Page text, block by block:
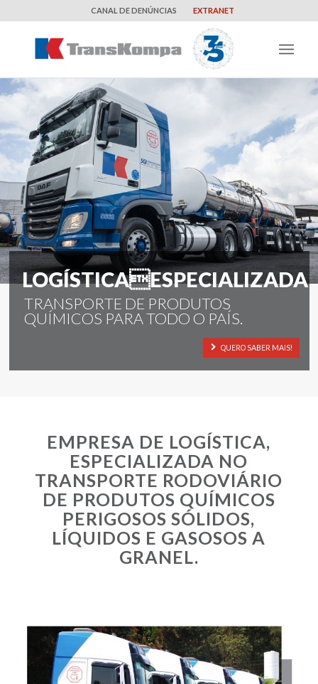
CANAL DE DENÚNCIAS EXTRANET
QUERO SABER MAIS!
LOGÍSTICAESPECIALIZADA
TRANSPORTE DE PRODUTOS
QUÍMICOS PARA TODO O PAÍS.
EMPRESA DE LOGÍSTICA,
ESPECIALIZADA NO
TRANSPORTE RODOVIÁRIO
DE PRODUTOS QUÍMICOS
PERIGOSOS SÓLIDOS,
LÍQUIDOS E GASOSOS A
GRANEL.